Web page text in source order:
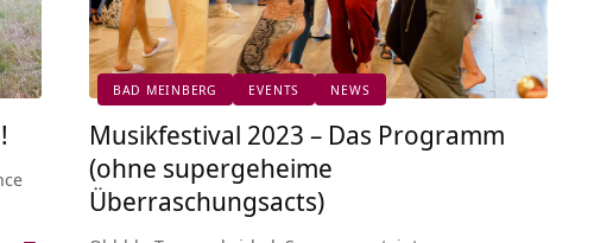
BAD MEINBERG EVENTS NEWS
Musikfestival 2023 – Das Programm
(ohne supergeheime
Überraschungsacts)